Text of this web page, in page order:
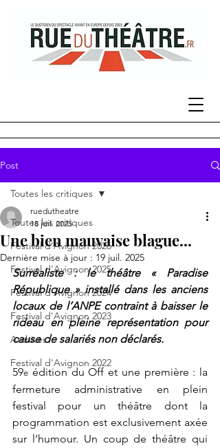
Post
Toutes les critiques
Festival d'Avignon 2026
Festival d'Avignon 2025
Festival d'Avignon 2024
Festival d'Avignon 2023
Archives
Festival d'Avignon 2022
Toutes les critiques
Une bien mauvaise blague...
ruedutheatre
18 juil. 2025
Dernière mise à jour : 19 juil. 2025
Surréaliste : le théâtre « Paradise
République » installé dans les anciens
locaux de l’ANPE contraint à baisser le
rideau en pleine représentation pour
cause de salariés non déclarés.
59e édition du Off et une première : la
fermeture administrative en plein
festival pour un théâtre dont la
programmation est exclusivement axée
sur l’humour. Un coup de théâtre qui